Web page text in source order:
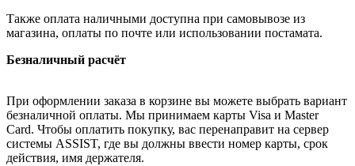
Также оплата наличными доступна при самовывозе из
магазина, оплаты по почте или использовании постамата.
Безналичный расчёт
При оформлении заказа в корзине вы можете выбрать вариант
безналичной оплаты. Мы принимаем карты Visa и Master
Card. Чтобы оплатить покупку, вас перенаправит на сервер
системы ASSIST, где вы должны ввести номер карты, срок
действия, имя держателя.